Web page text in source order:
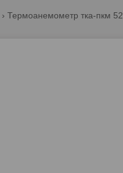
Термоанемометр тка-пкм 52